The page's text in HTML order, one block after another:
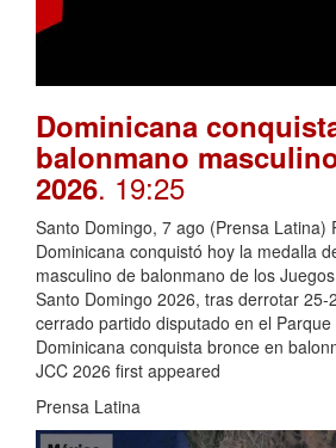
Dominicana
balonmano
2026. 19:25
Santo Domingo, 7 ago (Prensa Latina)
Dominicana conquistó hoy la medalla
masculino de balonmano de los
Santo Domingo 2026, tras derrotar 25-
cerrado partido disputado en el
Dominicana conquista bronce en
JCC 2026 first appeared
Prensa Latina